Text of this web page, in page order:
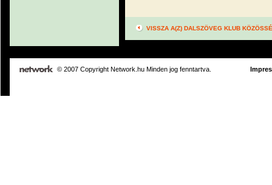
VISSZA A(Z) DALSZÖVEG KLUB
© 2007 Copyright Network.hu Minden jog fenntartva.